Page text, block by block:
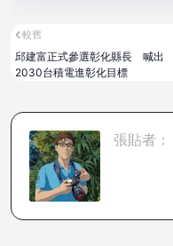
較舊
邱建富正式參選彰化縣長 喊出
2030台積電進彰化目標
張貼者：